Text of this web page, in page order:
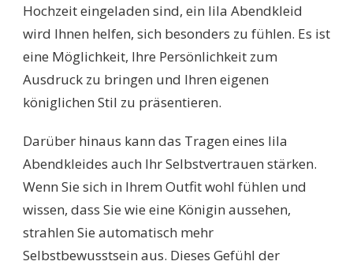
Hochzeit eingeladen sind, ein lila Abendkleid
wird Ihnen helfen, sich besonders zu fühlen. Es ist
eine Möglichkeit, Ihre Persönlichkeit zum
Ausdruck zu bringen und Ihren eigenen
königlichen Stil zu präsentieren.
Darüber hinaus kann das Tragen eines lila
Abendkleides auch Ihr Selbstvertrauen stärken.
Wenn Sie sich in Ihrem Outfit wohl fühlen und
wissen, dass Sie wie eine Königin aussehen,
strahlen Sie automatisch mehr
Selbstbewusstsein aus. Dieses Gefühl der